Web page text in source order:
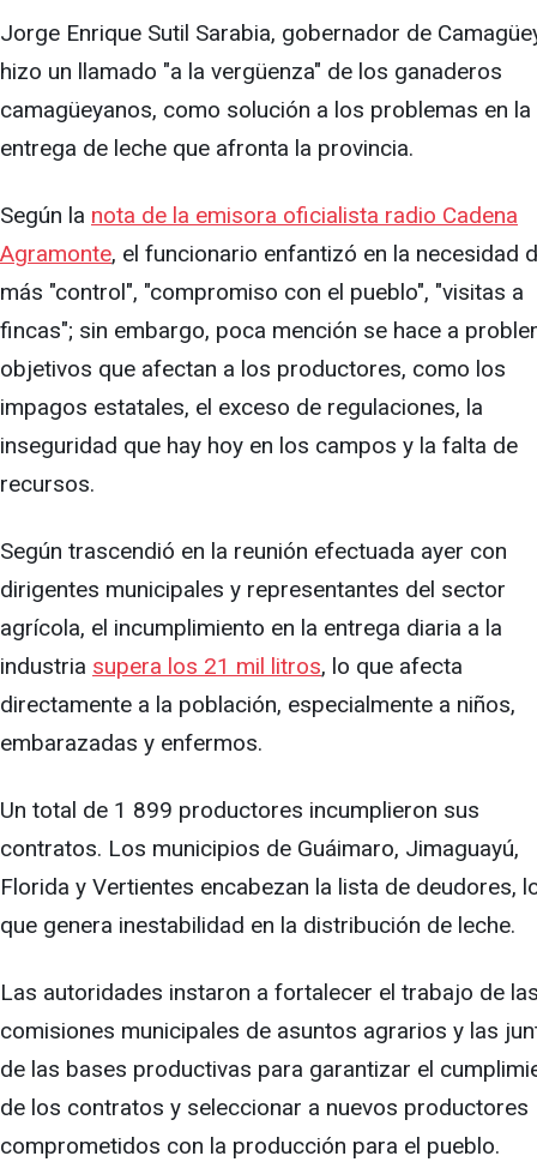
Jorge Enrique Sutil Sarabia, gobernador de
hizo un llamado "a la vergüenza" de los ganaderos
camagüeyanos, como solución a los problemas en la
entrega de leche que afronta la provincia.
Según la nota de la emisora oficialista radio Cadena
Agramonte, el funcionario enfantizó en la necesidad
más "control", "compromiso con el pueblo", "visitas a
fincas"; sin embargo, poca mención se hace a
objetivos que afectan a los productores, como los
impagos estatales, el exceso de regulaciones, la
inseguridad que hay hoy en los campos y la falta de
recursos.
Según trascendió en la reunión efectuada ayer con
dirigentes municipales y representantes del sector
agrícola, el incumplimiento en la entrega diaria a la
industria supera los 21 mil litros, lo que afecta
directamente a la población, especialmente a niños,
embarazadas y enfermos.
Un total de 1 899 productores incumplieron sus
contratos. Los municipios de Guáimaro, Jimaguayú,
Florida y Vertientes encabezan la lista de deudores,
que genera inestabilidad en la distribución de leche.
Las autoridades instaron a fortalecer el trabajo de
comisiones municipales de asuntos agrarios y las
de las bases productivas para garantizar el
de los contratos y seleccionar a nuevos productores
comprometidos con la producción para el pueblo.